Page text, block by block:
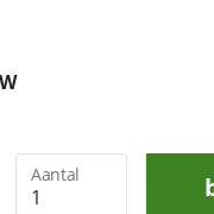
Aantal